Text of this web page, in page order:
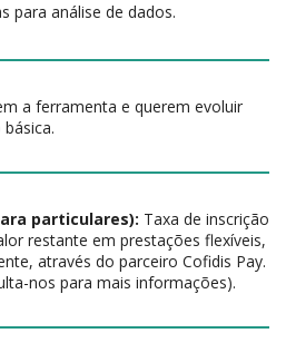
para análise de dados.
a ferramenta e querem evoluir
particulares): Taxa de inscrição
restante em prestações flexíveis,
através do parceiro Cofidis Pay.
nos para mais informações).